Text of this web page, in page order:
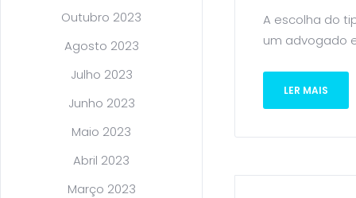
Outubro 2023
Agosto 2023
Julho 2023
Junho 2023
Maio 2023
Abril 2023
Março 2023
A escolha do
um advogado
LER MAIS